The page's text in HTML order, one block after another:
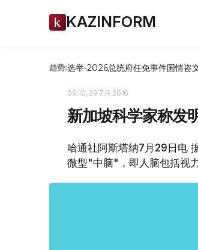
KAZINFORM
趋势:选举-2026总统府任免事件国情咨
09:10, 29 7月 2016
新加坡科学家称发
哈通社阿斯塔纳7月29日电
微型"中脑"，即人脑包括视